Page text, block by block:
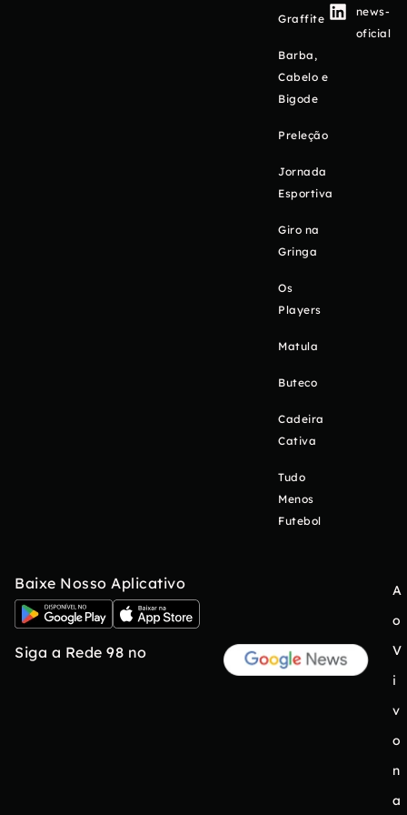
Graffite
Barba,
Cabelo e
Bigode
Preleção
Jornada
Esportiva
Giro na
Gringa
Os
Players
Matula
Buteco
Cadeira
Cativa
Tudo
Menos
Futebol
news-
oficial
Baixe Nosso Aplicativo
Siga a Rede 98 no
A
o
V
i
v
o
n
a